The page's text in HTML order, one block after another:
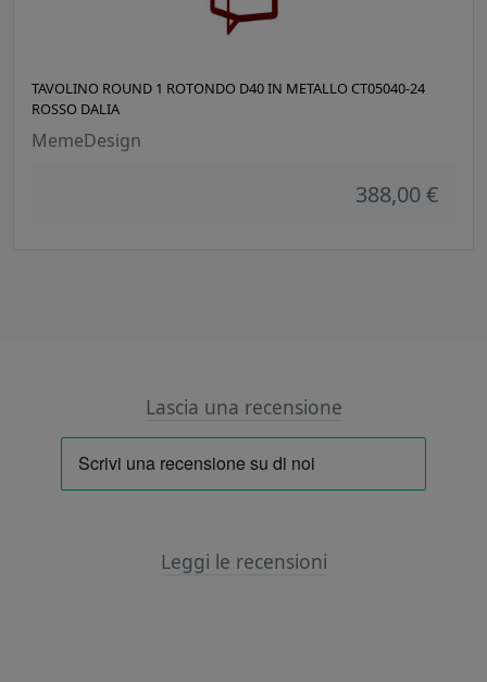
TAVOLINO ROUND 1 ROTONDO D40 IN METALLO CT05040-24
ROSSO DALIA
MemeDesign
388,00 €
Lascia una recensione
Leggi le recensioni